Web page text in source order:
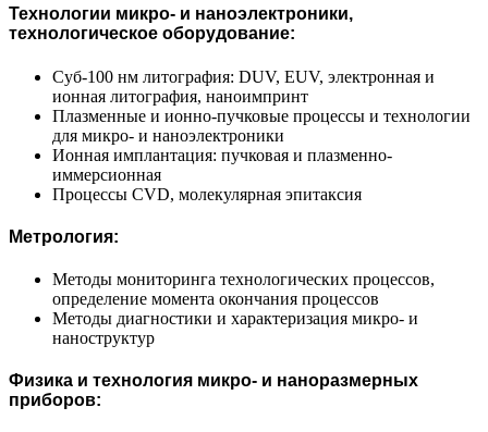
Технологии микро- и наноэлектроники,
технологическое оборудование:
Суб-100 нм литография: DUV, EUV, электронная и
ионная литография, наноимпринт
Плазменные и ионно-пучковые процессы и технологии
для микро- и наноэлектроники
Ионная имплантация: пучковая и плазменно-
иммерсионная
Процессы CVD, молекулярная эпитаксия
Метрология:
Методы мониторинга технологических процессов,
определение момента окончания процессов
Методы диагностики и характеризация микро- и
наноструктур
Физика и технология микро- и наноразмерных
приборов: